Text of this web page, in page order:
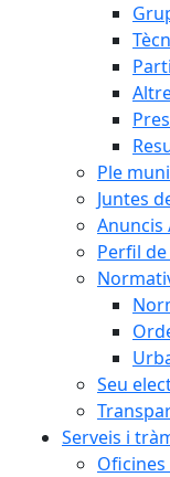
Ple
Juntes
Anuncis
Perfil
Seu
Serveis i